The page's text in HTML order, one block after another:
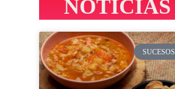
NOTICIAS
SUCESOS